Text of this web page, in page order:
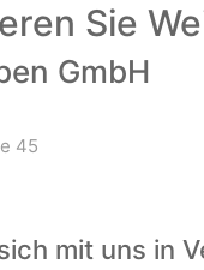
Sie
GmbH
45
mit uns in